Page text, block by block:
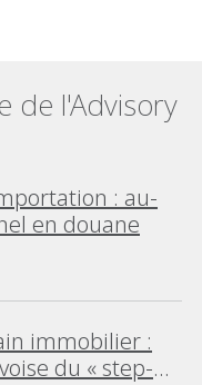
de l'Advisory
: au-
en douane
immobilier :
du « step-up